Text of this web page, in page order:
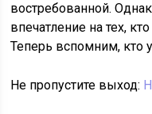
востребованной.
впечатление на тех,
Теперь вспомним, кто
Не пропустите выход: